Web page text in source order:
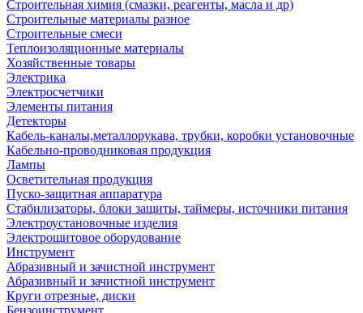
Строительная химия (смазки, реагенты, масла и др)
Строительные материалы разное
Строительные смеси
Теплоизоляционные материалы
Хозяйственные товары
Электрика
Электросчетчики
Элементы питания
Детекторы
Кабель-каналы,металлорукава, трубки, коробки установочные
Кабельно-проводниковая продукция
Лампы
Осветительная продукция
Пуско-защитная аппаратура
Стабилизаторы, блоки защиты, таймеры, источники питания
Электроустановочные изделия
Электрощитовое оборудование
Инструмент
Абразивный и зачистной инструмент
Абразивный и зачистной инструмент
Круги отрезные, диски
Бензоинструмент